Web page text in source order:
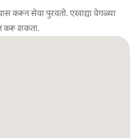
करून सेवा पुरवतो. एखाद्या वेगळ्या
करू शकता.